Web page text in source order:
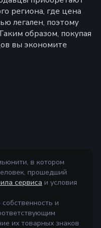
региона, где цена
легален, поэтому
образом, покупая
вы экономите
в котором
прошедший
сервиса и условия
и
их товарных знаков